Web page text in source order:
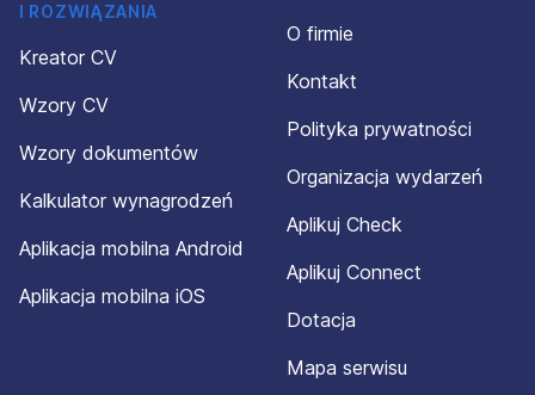
I ROZWIĄZANIA
Kreator CV
Wzory CV
Wzory dokumentów
Kalkulator wynagrodzeń
Aplikacja mobilna Android
Aplikacja mobilna iOS
O firmie
Kontakt
Polityka prywatności
Organizacja wydarzeń
Aplikuj Check
Aplikuj Connect
Dotacja
Mapa serwisu